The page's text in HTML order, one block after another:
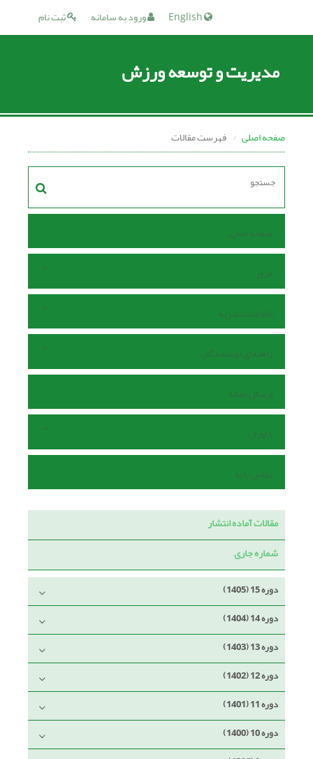
ثبت نام ورود به سامانه
مدیریت و توسعه ورزش
صفحه اصلی فهرست مقالات
صفحه اصلی
مرور
اطلاعات نشریه
راهنمای نویسندگان
ارسال مقاله
داوران
تماس با ما
مقالات آماده انتشار
شماره جاری
دوره 15 (1405)
دوره 14 (1404)
دوره 13 (1403)
دوره 12 (1402)
دوره 11 (1401)
دوره 10 (1400)